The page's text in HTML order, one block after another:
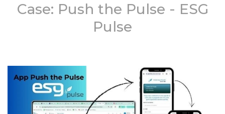
Case: Push the Pulse - ESG
Pulse